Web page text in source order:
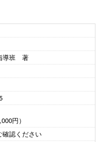
導班 著
円）
確認ください